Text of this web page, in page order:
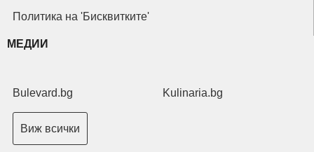
Политика на 'Бисквитките'
МЕДИИ
Bulevard.bg Kulinaria.bg
Виж всички